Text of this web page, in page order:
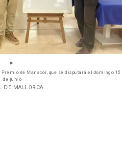
de Manacor, que se disputará el domingo 15
de junio
DE MALLORCA